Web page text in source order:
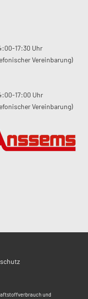
17:30 Uhr
Vereinbarung)
17:00 Uhr
Vereinbarung)
und